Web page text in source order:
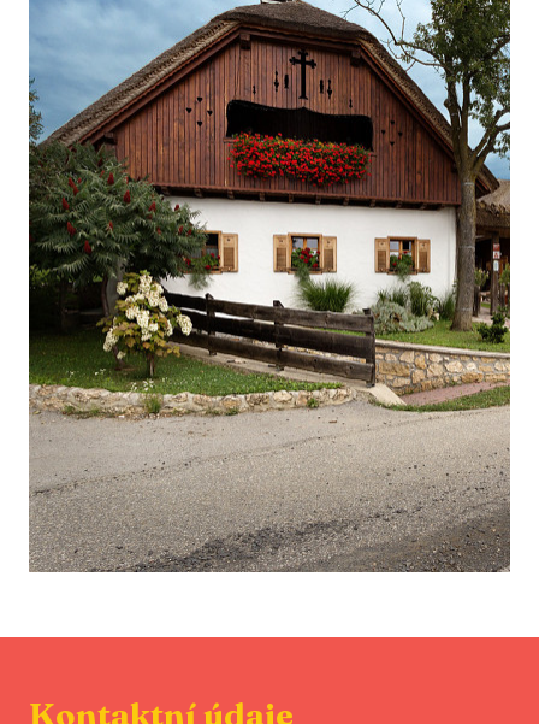
Kontaktní údaje